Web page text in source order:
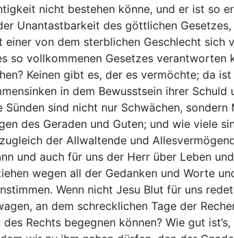
nicht bestehen könne, und er ist so
Unantastbarkeit des göttlichen
einer von dem sterblichen Geschlecht sich
so vollkommenen Gesetzes verantworten
Keinen gibt es, der es vermöchte; da
in dem Bewusstsein ihrer
Sünden sind nicht nur Schwächen,
des Geraden und Guten; und wie viele
der Allwaltende und
und auch für uns der Herr über Leben
wegen all der Gedanken und Worte
Wenn nicht Jesu Blut für uns
an dem schrecklichen Tage der
Rechts begegnen können? Wie gut